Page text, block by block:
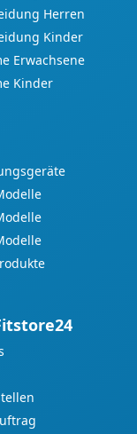
Herren
Kinder
Erwachsene
Kinder